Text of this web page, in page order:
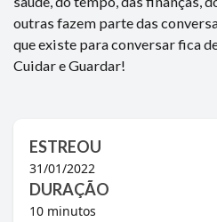
outras fazem parte das
que existe para conversar fica
Cuidar e Guardar!
ESTREOU
31/01/2022
DURAÇÃO
10 minutos